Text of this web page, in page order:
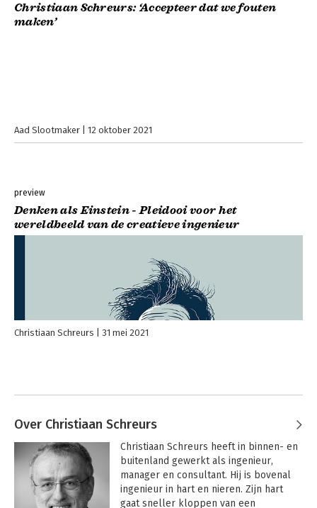
Christiaan Schreurs: ‘Accepteer dat we fouten
maken’
Aad Slootmaker 12 oktober 2021
preview
Denken als Einstein - Pleidooi voor het
wereldbeeld van de creatieve ingenieur
Christiaan Schreurs 31 mei 2021
Over Christiaan Schreurs
Christiaan Schreurs heeft in binnen- en
buitenland gewerkt als ingenieur,
manager en consultant. Hij is bovenal
ingenieur in hart en nieren. Zijn hart
gaat sneller kloppen van een